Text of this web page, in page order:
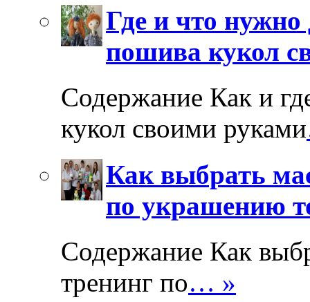
Где и что
пошива кукол
Содержание Как и
кукол своими руками
Как выбрать
по украшению
Содержание Как
тренинг по… »